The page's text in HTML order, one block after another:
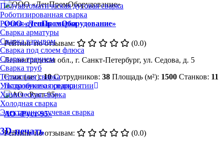
Полуавтоматическая дуговая сварка
Роботизированная сварка
Ручная дуговая сварка
Сварка арматуры
Сварка взрывом
Сварка под слоем флюса
Сварка трением
Сварка труб
Термитная сварка
Ультразвуковая сварка
Химическая сварка
Холодная сварка
Электронно-лучевая сварка
3D-печать
ООО «ЛенПромОборудование»
Рейтинг по отзывам:
(0.0)
Ленинградская обл., г. Санкт-Петербург, ул. Седова, д. 5
Стаж (лет):10 Сотрудников: 38 Площадь (м²): 1500 Станков: 11
Подробнее о предприятии
АО «Руст-95»
Рейтинг по отзывам:
(0.0)